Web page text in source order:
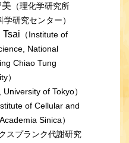
（理化学研究所
学研究センター）
Tsai （Institute of
National
Chiao Tung
）
University of Tokyo）
of Cellular and
Sinica）
スプランク代謝研究